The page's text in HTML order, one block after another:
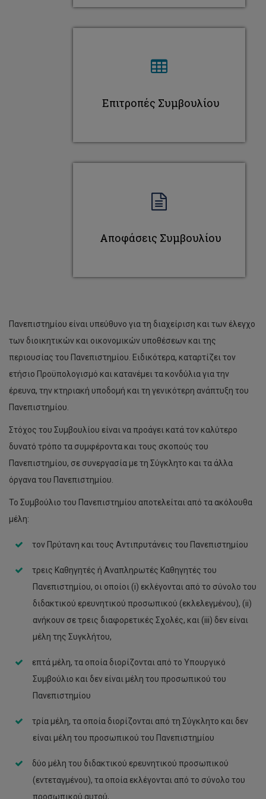
θέσεις Διοικητικού Προσωπικού
Επιτροπές Συμβουλίου
Αποφάσεις Συμβουλίου
Πανεπιστημίου είναι υπεύθυνο για τη διαχείριση και των έλεγχο
των διοικητικών και οικονομικών υποθέσεων και της
περιουσίας του Πανεπιστημίου. Ειδικότερα, καταρτίζει τον
ετήσιο Προϋπολογισμό και κατανέμει τα κονδύλια για την
έρευνα, την κτηριακή υποδομή και τη γενικότερη ανάπτυξη του
Πανεπιστημίου.
Στόχος του Συμβουλίου είναι να προάγει κατά τον καλύτερο
δυνατό τρόπο τα συμφέροντα και τους σκοπούς του
Πανεπιστημίου, σε συνεργασία με τη Σύγκλητο και τα άλλα
όργανα του Πανεπιστημίου.
Το Συμβούλιο του Πανεπιστημίου αποτελείται από τα ακόλουθα
μέλη:
τον Πρύτανη και τους Αντιπρυτάνεις του Πανεπιστημίου
τρεις Καθηγητές ή Αναπληρωτές Καθηγητές του
Πανεπιστημίου, οι οποίοι (i) εκλέγονται από το σύνολο του
διδακτικού ερευνητικού προσωπικού (εκλελεγμένου), (ii)
ανήκουν σε τρεις διαφορετικές Σχολές, και (iii) δεν είναι
μέλη της Συγκλήτου,
επτά μέλη, τα οποία διορίζονται από το Υπουργικό
Συμβούλιο και δεν είναι μέλη του προσωπικού του
Πανεπιστημίου
τρία μέλη, τα οποία διορίζονται από τη Σύγκλητο και δεν
είναι μέλη του προσωπικού του Πανεπιστημίου
δύο μέλη του διδακτικού ερευνητικού προσωπικού
(εντεταγμένου), τα οποία εκλέγονται από το σύνολο του
προσωπικού αυτού,